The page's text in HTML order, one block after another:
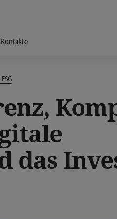
Kontakte
das